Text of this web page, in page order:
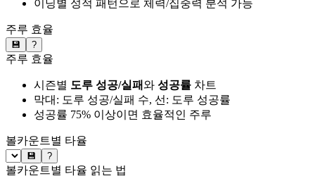
이닝별 성적 패턴으로 체력/집중력 분석 가능
주루 효율
💾 ?
주루 효율
시즌별 도루 성공/실패와 성공률 차트
막대: 도루 성공/실패 수, 선: 도루 성공률
성공률 75% 이상이면 효율적인 주루
볼카운트별 타율
💾 ?
볼카운트별 타율 읽는 법